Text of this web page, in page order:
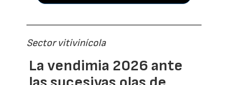
Sector vitivinícola
La vendimia 2026 ante